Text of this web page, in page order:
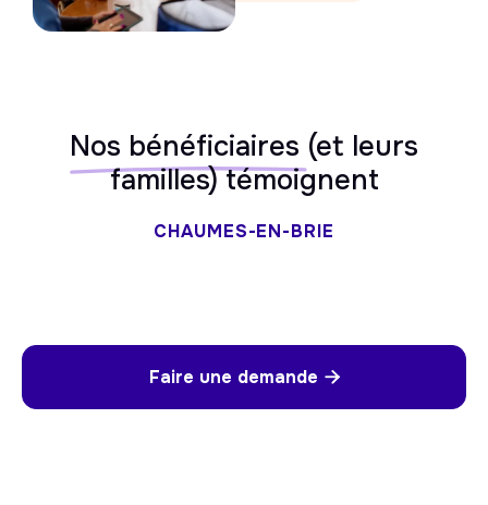
Nos bénéficiaires (et leurs
familles) témoignent
CHAUMES-EN-BRIE
Faire une demande 